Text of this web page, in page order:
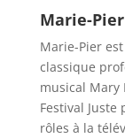
Marie-
Marie-Pier
classique
musical Mary
Festival
rôles à la